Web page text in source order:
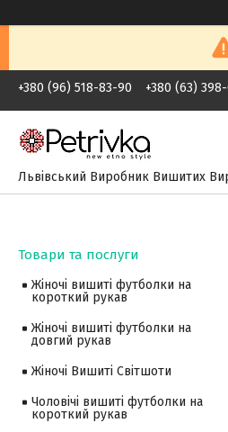
+380 (96) 518-83-90 +380 (63)
Львівський Виробник Вишитих
Товари та послуги
Жіночі вишиті футболки на
короткий рукав
Жіночі вишиті футболки на
довгий рукав
Жіночі Вишиті Світшоти
Чоловічі вишиті футболки на
короткий рукав